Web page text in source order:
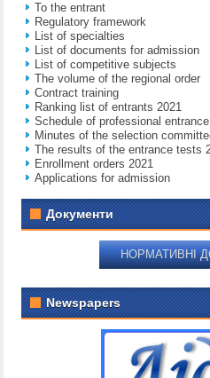
To the entrant
Regulatory framework
List of specialties
List of documents for admission
List of competitive subjects
The volume of the regional order
Contract training
Ranking list of entrants 2021
Schedule of professional
Minutes of the selection
The results of the entrance tests
Enrollment orders 2021
Applications for admission
Документи
НОРМАТИВНІ
Newspapers